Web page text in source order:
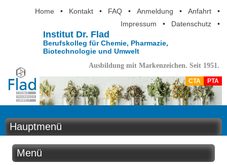
Home • Kontakt • FAQ • Anmeldung • Anfahrt
•
Impressum
• Datenschutz •
Institut Dr. Flad
Berufskolleg für Chemie, Pharmazie,
Biotechnologie und Umwelt
Ausbildung mit Markenzeichen. Seit 1951.
CTA PTA
Hauptmenü
Home
Menü